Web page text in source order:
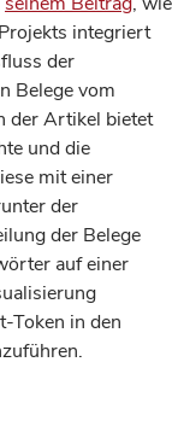
integriert
der
Belege vom
der Artikel bietet
und die
mit einer
der
der Belege
auf einer
Token in den